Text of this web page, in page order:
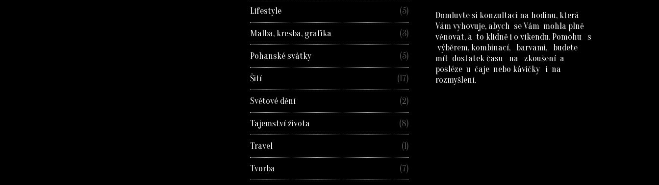
Lifestyle (5)
Malba, kresba, grafika (3)
Pohanské svátky (5)
Šití (17)
Světové dění (2)
Tajemství života (8)
Travel (1)
Tvorba (7)
Domluvte si konzultaci na hodinu, která
Vám vyhovuje, abych se Vám mohla plně
věnovat, a to klidně i o víkendu. Pomohu s
výběrem, kombinací, barvami, budete
mít dostatek času na zkoušení a
posléze u čaje nebo kávičky i na
rozmyšlení.